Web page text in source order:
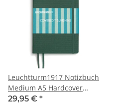
Leuchtturm1917 Notizbuch
Medium A5 Hardcover
Covered for Sunshine
29,95 € *